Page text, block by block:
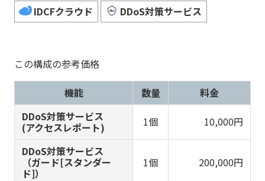
IDCFクラウド
DDoS対策サービス
この構成の参考価格
機能 数量
料金
DDoS対策サービス
(アクセスレポート) 1個 10,000円
DDoS対策サービス
（ガード[スタンダー
ド]）
1個 200,000円